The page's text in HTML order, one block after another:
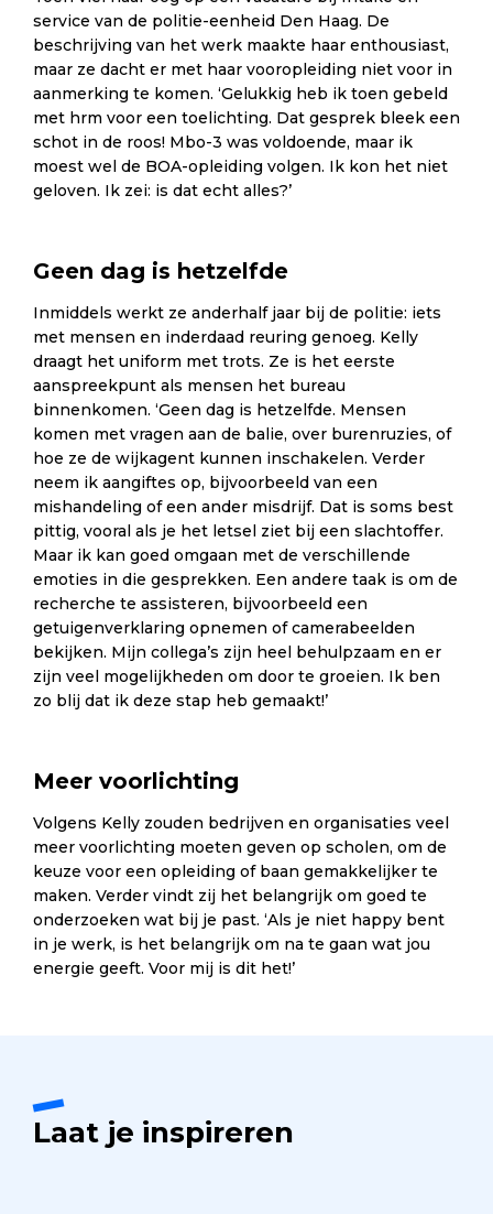
service van de politie-eenheid Den Haag. De
beschrijving van het werk maakte haar enthousiast,
maar ze dacht er met haar vooropleiding niet voor in
aanmerking te komen. ‘Gelukkig heb ik toen gebeld
met hrm voor een toelichting. Dat gesprek bleek een
schot in de roos! Mbo-3 was voldoende, maar ik
moest wel de BOA-opleiding volgen. Ik kon het niet
geloven. Ik zei: is dat echt alles?’
Geen dag is hetzelfde
Inmiddels werkt ze anderhalf jaar bij de politie: iets
met mensen en inderdaad reuring genoeg. Kelly
draagt het uniform met trots. Ze is het eerste
aanspreekpunt als mensen het bureau
binnenkomen. ‘Geen dag is hetzelfde. Mensen
komen met vragen aan de balie, over burenruzies, of
hoe ze de wijkagent kunnen inschakelen. Verder
neem ik aangiftes op, bijvoorbeeld van een
mishandeling of een ander misdrijf. Dat is soms best
pittig, vooral als je het letsel ziet bij een slachtoffer.
Maar ik kan goed omgaan met de verschillende
emoties in die gesprekken. Een andere taak is om de
recherche te assisteren, bijvoorbeeld een
getuigenverklaring opnemen of camerabeelden
bekijken. Mijn collega’s zijn heel behulpzaam en er
zijn veel mogelijkheden om door te groeien. Ik ben
zo blij dat ik deze stap heb gemaakt!’
Meer voorlichting
Volgens Kelly zouden bedrijven en organisaties veel
meer voorlichting moeten geven op scholen, om de
keuze voor een opleiding of baan gemakkelijker te
maken. Verder vindt zij het belangrijk om goed te
onderzoeken wat bij je past. ‘Als je niet happy bent
in je werk, is het belangrijk om na te gaan wat jou
energie geeft. Voor mij is dit het!’
Laat je inspireren